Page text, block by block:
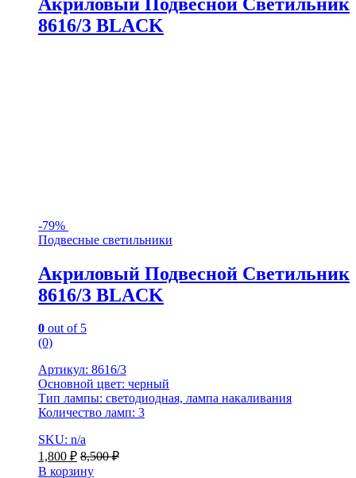
8616/3 BLACK
-79%
Подвесные светильники
Акриловый Подвесной Светильник
8616/3 BLACK
0 out of 5
(0)
Артикул: 8616/3
Основной цвет: черный
Тип лампы: светодиодная, лампа накаливания
Количество ламп: 3
SKU: n/a
1,800 ₽ 8,500₽
В корзину